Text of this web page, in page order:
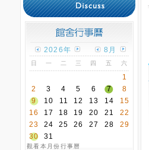
2026年 8月
日 一 二 三 四 五 六
1
2
3 4 5 6 7
8
9
10 11 12 13 14
15
16
17 18 19 20 21
22
23
24 25 26 27 28
29
30
31
觀看本月份行事曆